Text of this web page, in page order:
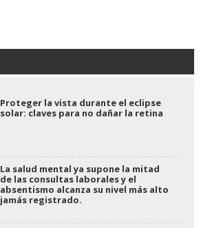
Proteger la vista durante el eclipse
solar: claves para no dañar la retina
La salud mental ya supone la mitad
de las consultas laborales y el
absentismo alcanza su nivel más alto
jamás registrado.